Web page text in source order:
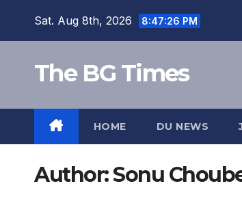
Sat. Aug 8th, 2026 8:47:27 PM
The BG Times
HOME DU NEWS
Author:Sonu